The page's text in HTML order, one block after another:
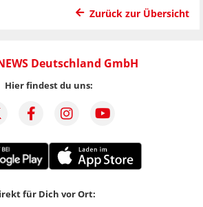
Zurück zur Übersicht
Deutschland GmbH
Hier findest du uns:
für Dich vor Ort: